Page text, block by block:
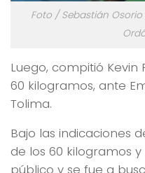
Foto / Sebastián
Luego, compitió
60 kilogramos, ante
Tolima.
Bajo las indicaciones
de los 60 kilogramos